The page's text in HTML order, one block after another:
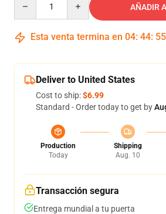
AÑADIR
Esta venta termina en 04: 44: 54
Deliver to United States
Cost to ship:$6.99
Standard - Order today to get by
Production
Today
Shipping
Aug. 10
Transacción segura
Entrega mundial a tu puerta